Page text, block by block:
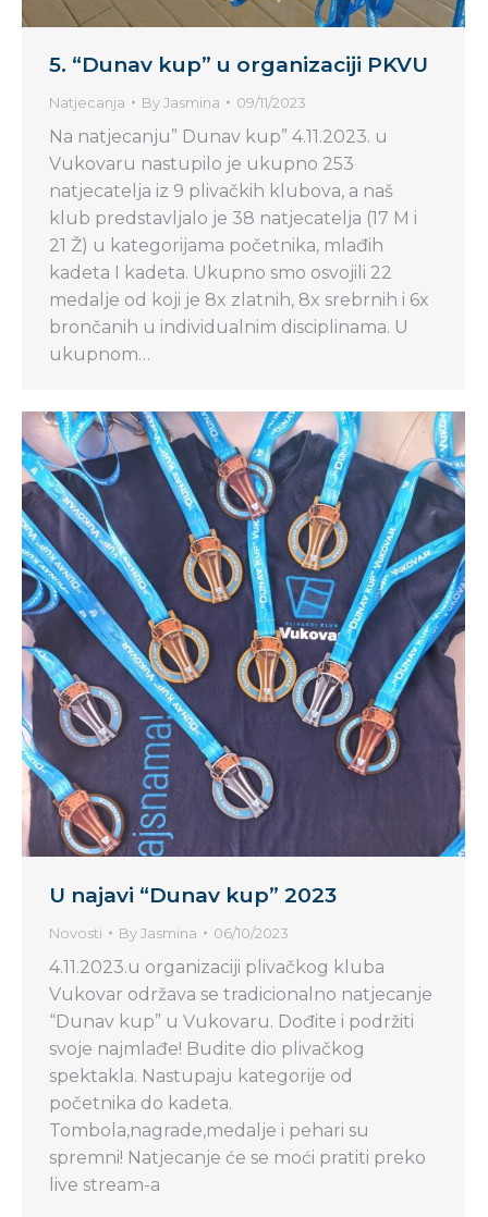
5. “Dunav kup” u organizaciji PKVU
Natjecanja ByJasmina 09/11/2023
Na natjecanju” Dunav kup” 4.11.2023. u
Vukovaru nastupilo je ukupno 253
natjecatelja iz 9 plivačkih klubova, a naš
klub predstavljalo je 38 natjecatelja (17 M i
21 Ž) u kategorijama početnika, mlađih
kadeta I kadeta. Ukupno smo osvojili 22
medalje od koji je 8x zlatnih, 8x srebrnih i 6x
brončanih u individualnim disciplinama. U
ukupnom…
U najavi “Dunav kup” 2023
Novosti ByJasmina 06/10/2023
4.11.2023.u organizaciji plivačkog kluba
Vukovar održava se tradicionalno natjecanje
“Dunav kup” u Vukovaru. Dođite i podržiti
svoje najmlađe! Budite dio plivačkog
spektakla. Nastupaju kategorije od
početnika do kadeta.
Tombola,nagrade,medalje i pehari su
spremni! Natjecanje će se moći pratiti preko
live stream-a